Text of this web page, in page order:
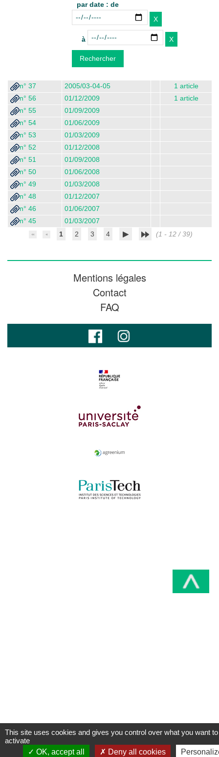
par date : de
à
n° 37 2005/03-04-05
1 article
n° 56
01/12/2009
1 article
n° 55
01/09/2009
n° 54
01/06/2009
n° 53
01/03/2009
n° 52
01/12/2008
n° 51
01/09/2008
n° 50
01/06/2008
n° 49
01/03/2008
n° 48
01/12/2007
n° 46
01/06/2007
n° 45
01/03/2007
1
2 3 4 (1 - 12 / 39)
Mentions légales
Contact
FAQ
This site uses cookies and gives you control over what you want to
activate
OK, accept all
Deny all cookies